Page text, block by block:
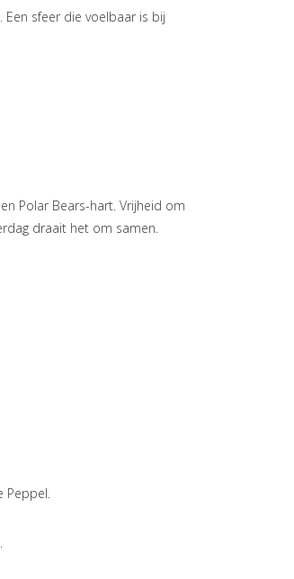
Een sfeer die voelbaar is bij
Polar Bears-hart. Vrijheid om
draait het om samen.
Peppel.